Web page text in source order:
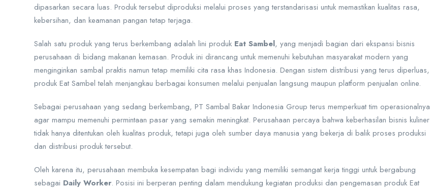
dipasarkan secara luas. Produk tersebut diproduksi melalui proses yang terstandarisasi untuk memastikan kualitas rasa,
kebersihan, dan keamanan pangan tetap terjaga.
Salah satu produk yang terus berkembang adalah lini produk Eat Sambel, yang menjadi bagian dari ekspansi bisnis
perusahaan di bidang makanan kemasan. Produk ini dirancang untuk memenuhi kebutuhan masyarakat modern yang
menginginkan sambal praktis namun tetap memiliki cita rasa khas Indonesia. Dengan sistem distribusi yang terus diperluas,
produk Eat Sambel telah menjangkau berbagai konsumen melalui penjualan langsung maupun platform penjualan online.
Sebagai perusahaan yang sedang berkembang, PT Sambal Bakar Indonesia Group terus memperkuat tim operasionalnya
agar mampu memenuhi permintaan pasar yang semakin meningkat. Perusahaan percaya bahwa keberhasilan bisnis kuliner
tidak hanya ditentukan oleh kualitas produk, tetapi juga oleh sumber daya manusia yang bekerja di balik proses produksi
dan distribusi produk tersebut.
Oleh karena itu, perusahaan membuka kesempatan bagi individu yang memiliki semangat kerja tinggi untuk bergabung
sebagai Daily Worker. Posisi ini berperan penting dalam mendukung kegiatan produksi dan pengemasan produk Eat